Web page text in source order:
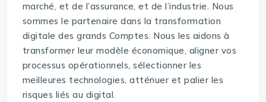
marché, et de l’assurance, et de l’industrie. Nous
sommes le partenaire dans la transformation
digitale des grands Comptes. Nous les aidons à
transformer leur modèle économique, aligner vos
processus opérationnels, sélectionner les
meilleures technologies, atténuer et palier les
risques liés au digital.